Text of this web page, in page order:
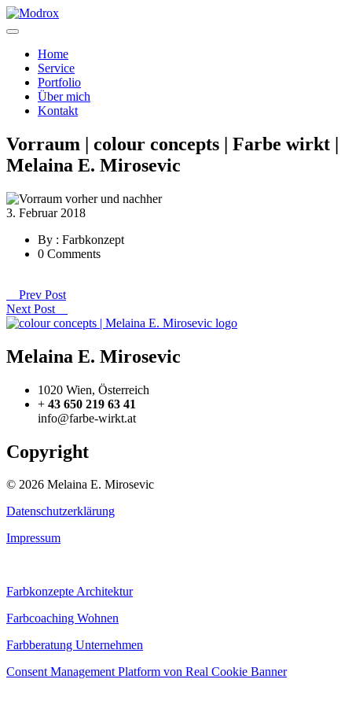
Home
Service
Portfolio
Über mich
Kontakt
Vorraum | colour concepts | Farbe wirkt |
Melaina E. Mirosevic
3. Februar 2018
By : Farbkonzept
0 Comments
Prev Post
Next Post
Melaina E. Mirosevic
1020 Wien, Österreich
+ 43 650 219 63 41
info@farbe-wirkt.at
Copyright
© 2026 Melaina E. Mirosevic
Datenschutzerklärung
Impressum
Farbkonzepte Architektur
Farbcoaching Wohnen
Farbberatung Unternehmen
Consent Management Platform von Real Cookie Banner